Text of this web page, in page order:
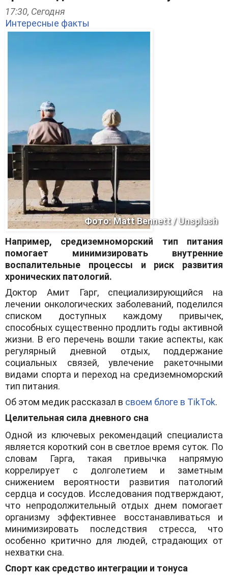
17:30, Сегодня
Интересные факты
Фото: Matt Bennett / Unsplash
Например, средиземноморский тип питания
помогает минимизировать внутренние
воспалительные процессы и риск развития
хронических патологий.
Доктор Амит Гарг, специализирующийся на
лечении онкологических заболеваний, поделился
списком доступных каждому привычек,
способных существенно продлить годы активной
жизни. В его перечень вошли такие аспекты, как
регулярный дневной отдых, поддержание
социальных связей, увлечение ракеточными
видами спорта и переход на средиземноморский
тип питания.
Об этом медик рассказал в своем блоге в TikTok.
Целительная сила дневного сна
Одной из ключевых рекомендаций специалиста
является короткий сон в светлое время суток. По
словам Гарга, такая привычка напрямую
коррелирует с долголетием и заметным
снижением вероятности развития патологий
сердца и сосудов. Исследования подтверждают,
что непродолжительный отдых днем помогает
организму эффективнее восстанавливаться и
минимизировать последствия стресса, что
особенно критично для людей, страдающих от
нехватки сна.
Спорт как средство интеграции и тонуса